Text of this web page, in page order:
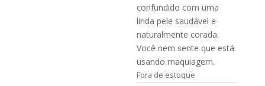
confundido com uma
linda pele saudável e
naturalmente corada.
Você nem sente que está
usando maquiagem.
Fora de estoque